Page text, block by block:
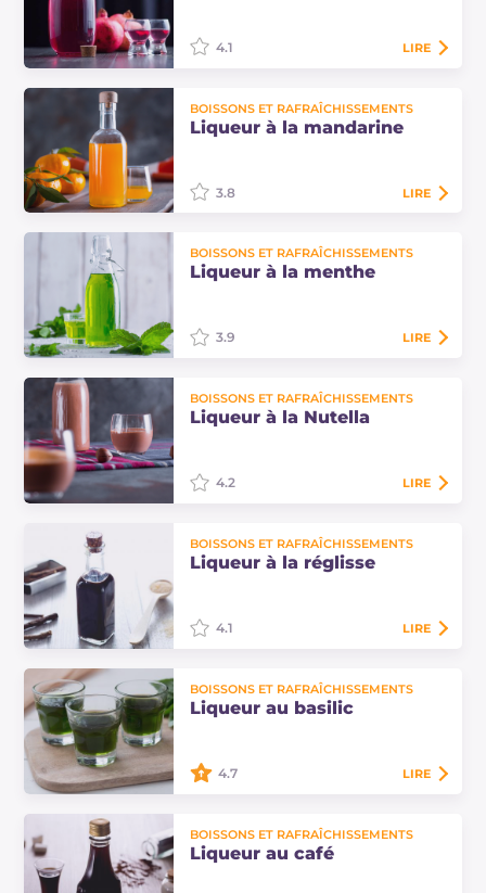
digestif fait maison à servir pendant
les fêtes de Noël. Découvrez les
4.1 LIRE
BOISSONS ET RAFRAÎCHISSEMENTS
Liqueur à la mandarine
La liqueur à la mandarine, ou
mandarinetto, est un digestif à
déguster froid en fin de repas,
3.8 LIRE
BOISSONS ET RAFRAÎCHISSEMENTS
Liqueur à la menthe
La liqueur à la menthe : un digestif
frais et parfumé, parfait pour
conclure les dîners d'été en
3.9 LIRE
BOISSONS ET RAFRAÎCHISSEMENTS
Liqueur à la Nutella
La liqueur à la Nutella (nutellino)
est une boisson gourmande, idéale
comme digestif ou pour une pause
4.2 LIRE
BOISSONS ET RAFRAÎCHISSEMENTS
Liqueur à la réglisse
est parfaite à servir comme digestif,
à la place de l'amer classique pour
4.1 LIRE
BOISSONS ET RAFRAÎCHISSEMENTS
Liqueur au basilic
aromatique en fin de repas à avoir
toujours dans le placard ou au frigo,
4.7 LIRE
BOISSONS ET RAFRAÎCHISSEMENTS
Liqueur au café